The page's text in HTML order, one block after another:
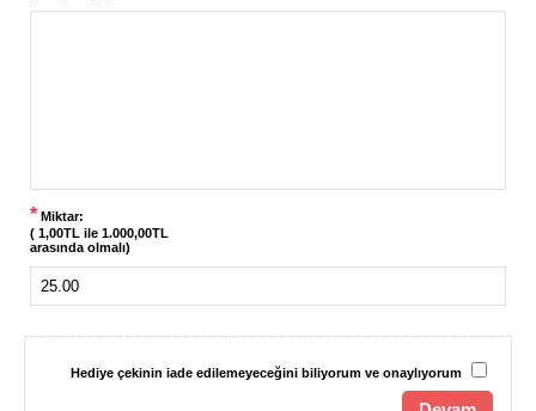
* Miktar:
( 1,00TL ile 1.000,00TL
arasında olmalı)
Hediye çekinin iade edilemeyeceğini biliyorum ve onaylıyorum